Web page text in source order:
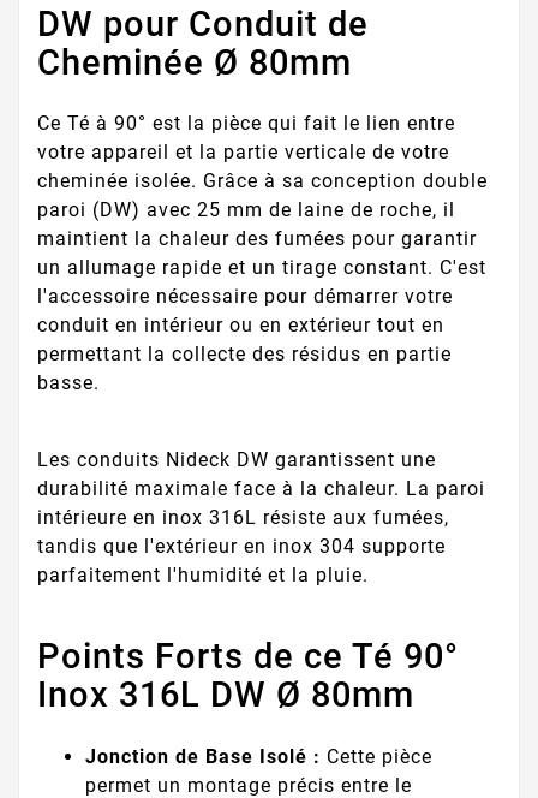
DW pour Conduit de
Cheminée Ø 80mm
Ce Té à 90° est la pièce qui fait le lien entre
votre appareil et la partie verticale de votre
cheminée isolée. Grâce à sa conception double
paroi (DW) avec 25 mm de laine de roche, il
maintient la chaleur des fumées pour garantir
un allumage rapide et un tirage constant. C'est
l'accessoire nécessaire pour démarrer votre
conduit en intérieur ou en extérieur tout en
permettant la collecte des résidus en partie
basse.
Les conduits Nideck DW garantissent une
durabilité maximale face à la chaleur. La paroi
intérieure en inox 316L résiste aux fumées,
tandis que l'extérieur en inox 304 supporte
parfaitement l'humidité et la pluie.
Points Forts de ce Té 90°
Inox 316L DW Ø 80mm
Jonction de Base Isolé : Cette pièce
permet un montage précis entre le